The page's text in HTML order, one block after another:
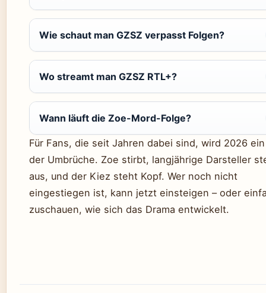
Wie schaut man GZSZ verpasst Folgen?
Wo streamt man GZSZ RTL+?
Wann läuft die Zoe-Mord-Folge?
Für Fans, die seit Jahren dabei sind, wird 2026
der Umbrüche. Zoe stirbt, langjährige Darsteller
aus, und der Kiez steht Kopf. Wer noch nicht
eingestiegen ist, kann jetzt einsteigen – oder
zuschauen, wie sich das Drama entwickelt.